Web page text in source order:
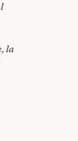
la